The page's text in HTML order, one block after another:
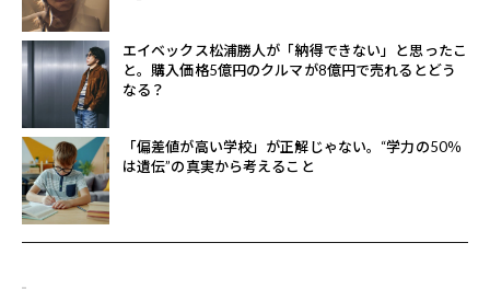
エイベックス松浦勝人が「納得できない」と思ったこ
と。購入価格5億円のクルマが8億円で売れるとどう
なる？
「偏差値が高い学校」が正解じゃない。“学力の50％
は遺伝”の真実から考えること